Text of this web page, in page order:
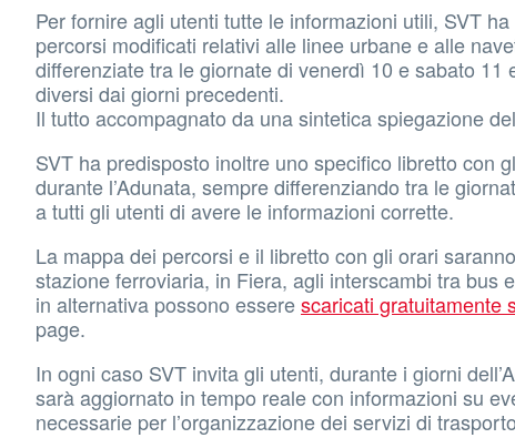
Per fornire agli utenti tutte le informazioni utili, SVT
percorsi modificati relativi alle linee urbane e alle
differenziate tra le giornate di venerdì 10 e sabato
diversi dai giorni precedenti.
Il tutto accompagnato da una sintetica spiegazione
SVT ha predisposto inoltre uno specifico libretto con
durante l’Adunata, sempre differenziando tra le
a tutti gli utenti di avere le informazioni corrette.
La mappa dei percorsi e il libretto con gli orari
stazione ferroviaria, in Fiera, agli interscambi tra bus
in alternativa possono esserescaricati gratuitamente
page.
In ogni caso SVT invita gli utenti, durante i giorni
sarà aggiornato in tempo reale con informazioni su
necessarie per l’organizzazione dei servizi di